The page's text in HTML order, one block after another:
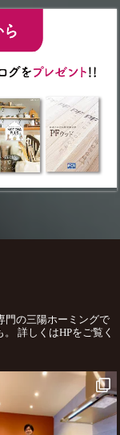
門の三陽ホーミングで
詳しくはHPをご覧く